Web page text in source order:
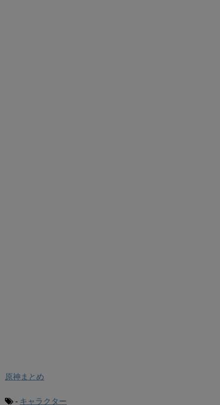
原神まとめ
- キャラクター